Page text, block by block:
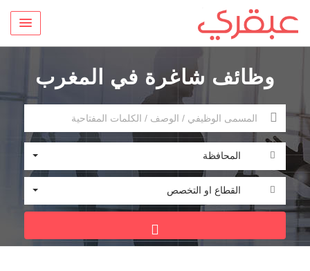
وظائف شاغرة في المغرب
المحافظة
القطاع او التخصص